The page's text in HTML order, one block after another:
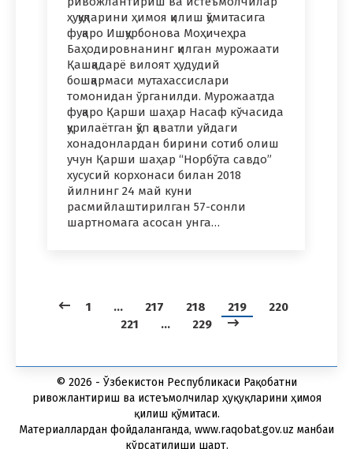
ҳуқуқларини ҳимоя қилиш қўмитасига
фуқаро Ишқурбонова Моҳичеҳра
Баҳодировнанинг қилган мурожаати
Қашқадарё вилоят ҳудудий
бошқармаси мутахассислари
томонидан ўрганилди. Мурожаатда
фуқаро Қарши шаҳар Насаф кўчасида
қурилаётган қўп қаватли уйдаги
хонадонлардан бирини сотиб олиш
учун Қарши шаҳар “Норбўта савдо”
хусусий корхонаси билан 2018
йилнинг 24 май куни
расмийлаштирилган 57-сонли
шартномага асосан унга…
1 … 217 218 219
220
221
… 229
© 2026 - Ўзбекистон Республикаси Рақобатни
ривожлантириш ва истеъмолчилар ҳуқуқларини ҳимоя
қилиш қўмитаси.
Материаллардан фойдаланганда, www.raqobat.gov.uz манбаи
кўрсатилиши шарт.